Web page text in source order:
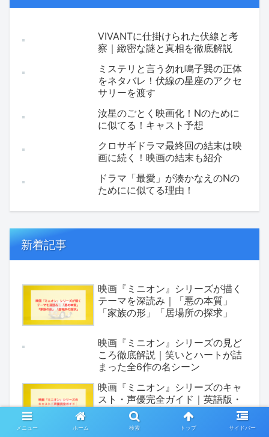
VIVANTに仕掛けられた伏線と考
察｜緻密な謎と真相を徹底解説
ミステリと言う勿れ鳴子巽の正体
をネタバレ！伏線の星座のアクセ
サリーを渡す
汝星のごとく映画化！Nのために
に似てる！キャスト予想
クロサギドラマ最終回の結末は映
画に続く！映画の結末も紹介
ドラマ「最愛」が湊かなえのNの
ためにに似てる理由！
新着記事
映画『ミニオン』シリーズが描く
テーマを深読み｜「悪の本質」
「家族の形」「居場所の探求」
映画『ミニオン』シリーズの見ど
ころ徹底解説｜笑いとハートが詰
まった全6作の名シーン
映画『ミニオン』シリーズのキャ
スト・声優完全ガイド｜英語版・
日本語版を徹底解説
メニュー ホーム 検索 トップ サイドバー